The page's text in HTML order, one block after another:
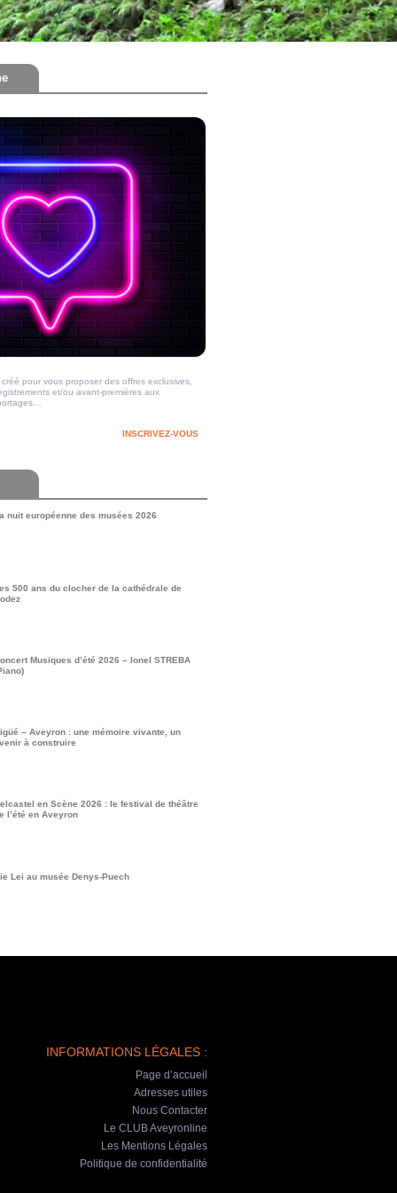
pour vous proposer des offres exclusives,
et/ou avant-premières aux
INSCRIVEZ-VOUS
nuit européenne des musées 2026
500 ans du clocher de la cathédrale de
Musiques d’été 2026 – Ionel STREBA
– Aveyron : une mémoire vivante, un
à construire
en Scène 2026 : le festival de théâtre
l’été en Aveyron
Lei au musée Denys-Puech
INFORMATIONS LÉGALES :
Page d’accueil
Adresses utiles
Nous Contacter
Le CLUB Aveyronline
Les Mentions Légales
Politique de confidentialité